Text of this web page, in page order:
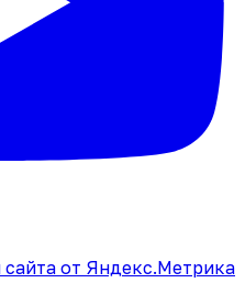
от Яндекс.Метрика